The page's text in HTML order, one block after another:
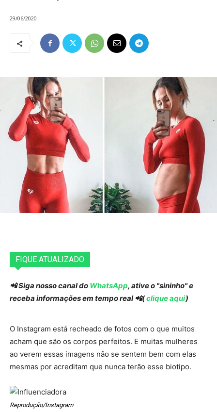
29/06/2020
FIQUE ATUALIZADO
📲 Siga nosso canal do WhatsApp, ative o "sininho" e
receba informações em tempo real 📲(clique aqui)
O Instagram está recheado de fotos com o que muitos
acham que são os corpos perfeitos. E muitas mulheres
ao verem essas imagens não se sentem bem com elas
mesmas por acreditam que nunca terão esse biotipo.
Reprodução/Instagram